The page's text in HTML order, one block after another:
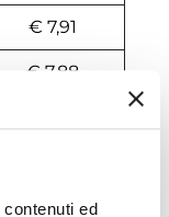
ed
€ 7,91
€ 7,88